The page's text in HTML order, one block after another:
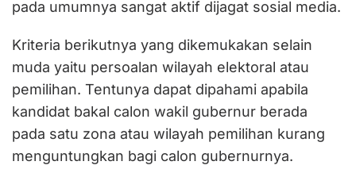
pada umumnya sangat aktif dijagat sosial media.
Kriteria berikutnya yang dikemukakan selain
muda yaitu persoalan wilayah elektoral atau
pemilihan. Tentunya dapat dipahami apabila
kandidat bakal calon wakil gubernur berada
pada satu zona atau wilayah pemilihan kurang
menguntungkan bagi calon gubernurnya.